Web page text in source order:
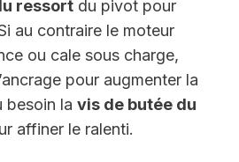
ressort du pivot pour
au contraire le moteur
ou cale sous charge,
pour augmenter la
besoin la vis de butée du
affiner le ralenti.